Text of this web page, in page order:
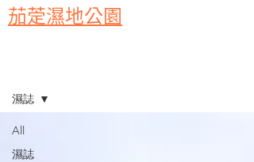
​茄萣濕地公園
All
濕誌
濕誌